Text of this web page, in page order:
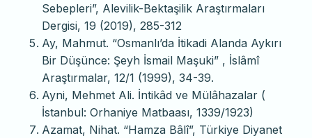
Sebepleri”, Alevilik-Bektaşilik Araştırmaları
Dergisi, 19 (2019), 285-312
Ay, Mahmut. “Osmanlı’da İtikadi Alanda Aykırı
Bir Düşünce: Şeyh İsmail Maşuki” , İslâmî
Araştırmalar, 12/1 (1999), 34-39.
Ayni, Mehmet Ali. İntikâd ve Mülâhazalar (
İstanbul: Orhaniye Matbaası, 1339/1923)
Azamat, Nihat. “Hamza Bâlî”, Türkiye Diyanet